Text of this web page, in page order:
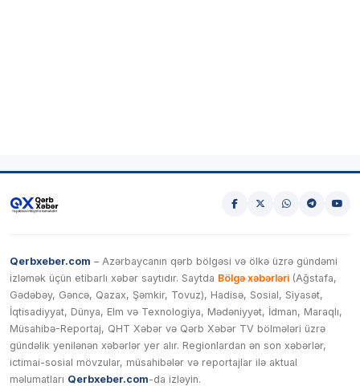
Qerbxeber.com – Azərbaycanın qərb bölgəsi və ölkə üzrə gündəmi
izləmək üçün etibarlı xəbər saytıdır. Saytda Bölgə xəbərləri (Ağstafa,
Gədəbəy, Gəncə, Qazax, Şəmkir, Tovuz), Hadisə, Sosial, Siyasət,
İqtisadiyyat, Dünya, Elm və Texnologiya, Mədəniyyət, İdman, Maraqlı,
Müsahibə-Reportaj, QHT Xəbər və Qərb Xəbər TV bölmələri üzrə
gündəlik yenilənən xəbərlər yer alır. Regionlardan ən son xəbərlər,
ictimai-sosial mövzular, müsahibələr və reportajlar ilə aktual
məlumatları Qerbxeber.com-da izləyin.